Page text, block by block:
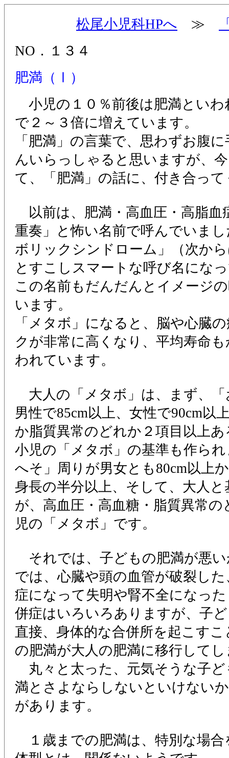
松尾小児科HPへ ≫
NO．１３４
肥満（Ⅰ）
小児の１０％前後は肥満といわ
で２～３倍に増えています。
「肥満」の言葉で、思わずお腹
んいらっしゃると思いますが、
て、「肥満」の話に、付き合っ
以前は、肥満・高血圧・高脂血
重奏」と怖い名前で呼んでいま
ボリックシンドローム」（次か
とすこしスマートな呼び名にな
この名前もだんだんとイメージ
います。
「メタボ」になると、脳や心臓
クが非常に高くなり、平均寿命
われています。
大人の「メタボ」は、まず、
男性で85cm以上、女性で90cm以
か脂質異常のどれか２項目以上
小児の「メタボ」の基準も作ら
へそ」周りが男女とも80cm以上
身長の半分以上、そして、大人
が、高血圧・高血糖・脂質異常
児の「メタボ」です。
それでは、子どもの肥満が悪
では、心臓や頭の血管が破裂し
症になって失明や腎不全になっ
併症はいろいろありますが、子
直接、身体的な合併所を起こす
の肥満が大人の肥満に移行して
丸々と太った、元気そうな子
満とさよならしないといけない
があります。
１歳までの肥満は、特別な場合